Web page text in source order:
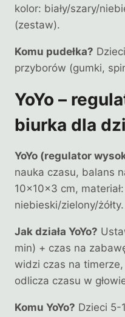
kolor: biały/szary/
(zestaw).
Komu pudełka?
przyborów (gumki,
YoYo –
biurka dla
YoYo (regulator
nauka czasu, balans
10×10×3 cm,
niebieski/zielony/
Jak działa YoYo?
min) + czas na
widzi czas na
odlicza czasu w
Komu YoYo? Dzieci 5-